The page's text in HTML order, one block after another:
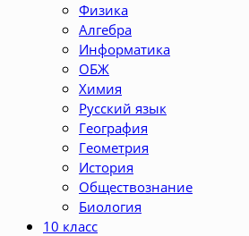
Физика
Алгебра
Информатика
ОБЖ
Химия
Русский язык
География
Геометрия
История
Обществознание
Биология
10 класс